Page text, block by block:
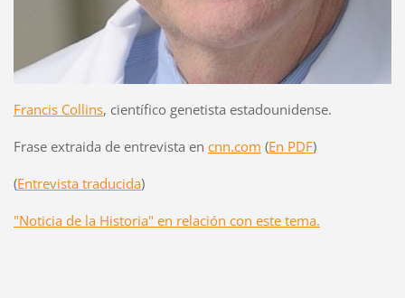
Francis Collins, científico genetista estadounidense.
Frase extraida de entrevista en cnn.com (En PDF)
(Entrevista traducida)
"Noticia de la Historia" en relación con este tema.